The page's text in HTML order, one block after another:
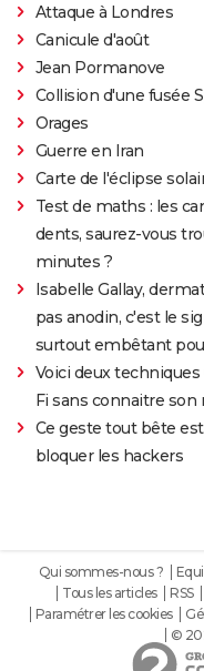
Attaque à Londres
Canicule d'août
Jean Pormanove
Collision d'une fusée
Orages
Guerre en Iran
Carte de l'éclipse
Test de maths : les
dents, saurez-vous
minutes ?
Isabelle Gallay,
pas anodin, c'est le
surtout embêtant
Voici deux
Fi sans connaitre son
Ce geste tout bête
bloquer les hackers
Qui sommes-nous ?
Tous les articles
RSS
Paramétrer les cookies
©